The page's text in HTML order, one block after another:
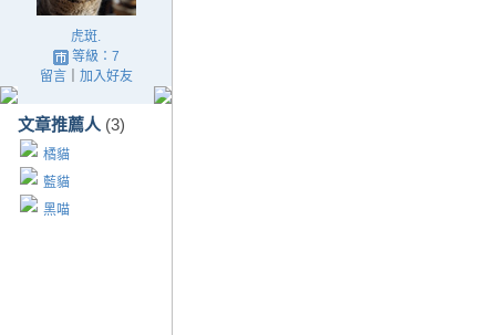
虎斑.
等級：7
留言｜ 加入好友
文章推薦人 (3)
橘貓
藍貓
黑喵